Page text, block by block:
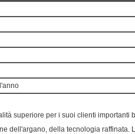
superiore per i suoi clienti importanti
dell'argano, della tecnologia raffinata.